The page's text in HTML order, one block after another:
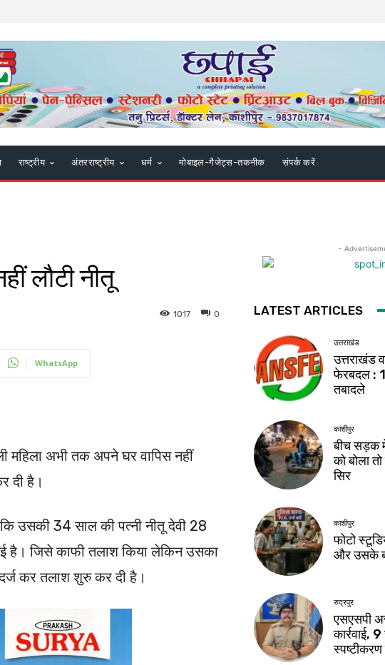
राष्ट्रीय अंतरराष्ट्रीय धर्म मोबाइल-गैजेट्स-तकनीक संपर्क करें
लौटी नीतू
0
1017
WhatsApp
महिला अभी तक अपने घर वापिस नहीं
दी है।
कि उसकी 34 साल की पत्नी नीतू देवी 28
है। जिसे काफी तलाश किया लेकिन उसका
कर तलाश शुरु कर दी है।
-
LATEST ARTICLES
उत्तराखंड
उत्तराखंड
फेरबदल :
तबादले
काशीपुर
बीच सड़क
को बोला
सिर
काशीपुर
फोटो
और उसके
रुद्रपुर
एसएसपी
कार्रवाई,